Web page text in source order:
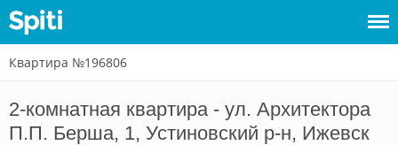
Войти
Сдать
Квартира №196806
2-комнатная квартира - ул. Архитектора
П.П. Берша, 1, Устиновский р-н, Ижевск